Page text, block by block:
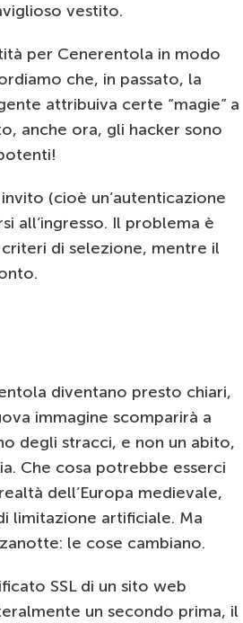
vestito.
per Cenerentola in modo
che, in passato, la
attribuiva certe “magie” a
anche ora, gli hacker sono
(cioè un’autenticazione
all’ingresso. Il problema è
di selezione, mentre il
diventano presto chiari,
immagine scomparirà a
degli stracci, e non un abito,
Che cosa potrebbe esserci
dell’Europa medievale,
limitazione artificiale. Ma
le cose cambiano.
SSL di un sito web
un secondo prima, il